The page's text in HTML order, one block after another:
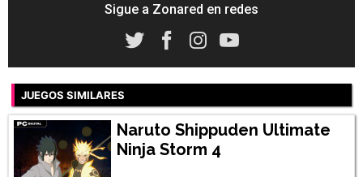
Sigue a Zonared en redes
JUEGOS SIMILARES
Naruto Shippuden Ultimate
Ninja Storm 4